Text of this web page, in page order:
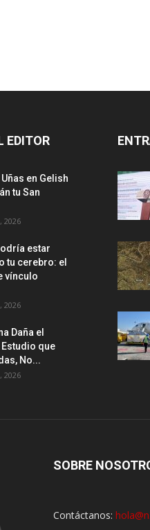
EDITOR
en Gelish
tu San
2026
estar
tu cerebro: el
vínculo
2026
Daña el
que
No...
2026
SOBRE
Contáctanos: